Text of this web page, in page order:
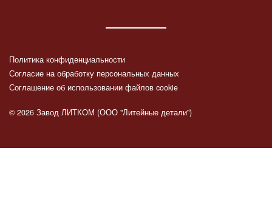
Политика конфиденциальности
Согласие на обработку персональных данных
Соглашение об использовании файлов cookie
© 2026 Завод ЛИТКОМ (ООО "Литейные детали")